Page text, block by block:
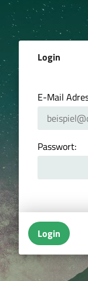
Login
E-Mail
Passwort:
Login